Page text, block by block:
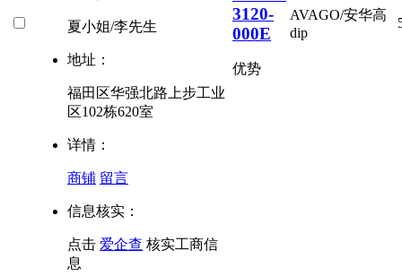
夏小姐/李先生
地址：
福田区华强北路上步工业
区102栋620室
详情：
商铺 留言
信息核实：
点击 爱企查 核实工商信
息
3120-
000E
优势
AVAGO/安华高
dip